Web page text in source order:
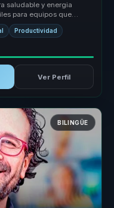
saludable y energia
para equipos que
Productividad
Ver Perfil
BILINGÜE